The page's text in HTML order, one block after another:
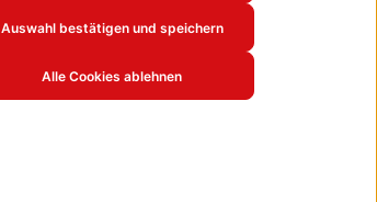
Auswahl bestätigen und speichern
Alle Cookies ablehnen